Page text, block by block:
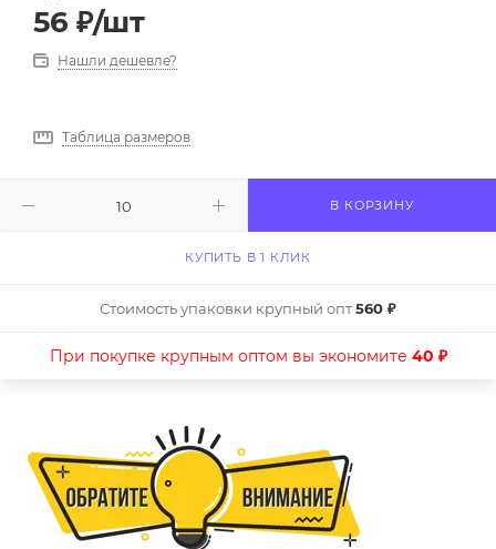
56 ₽/шт
Нашли дешевле?
Таблица размеров
В КОРЗИНУ
КУПИТЬ В 1 КЛИК
Стоимость упаковки крупный опт560 ₽
При покупке крупным оптом вы экономите 40 ₽